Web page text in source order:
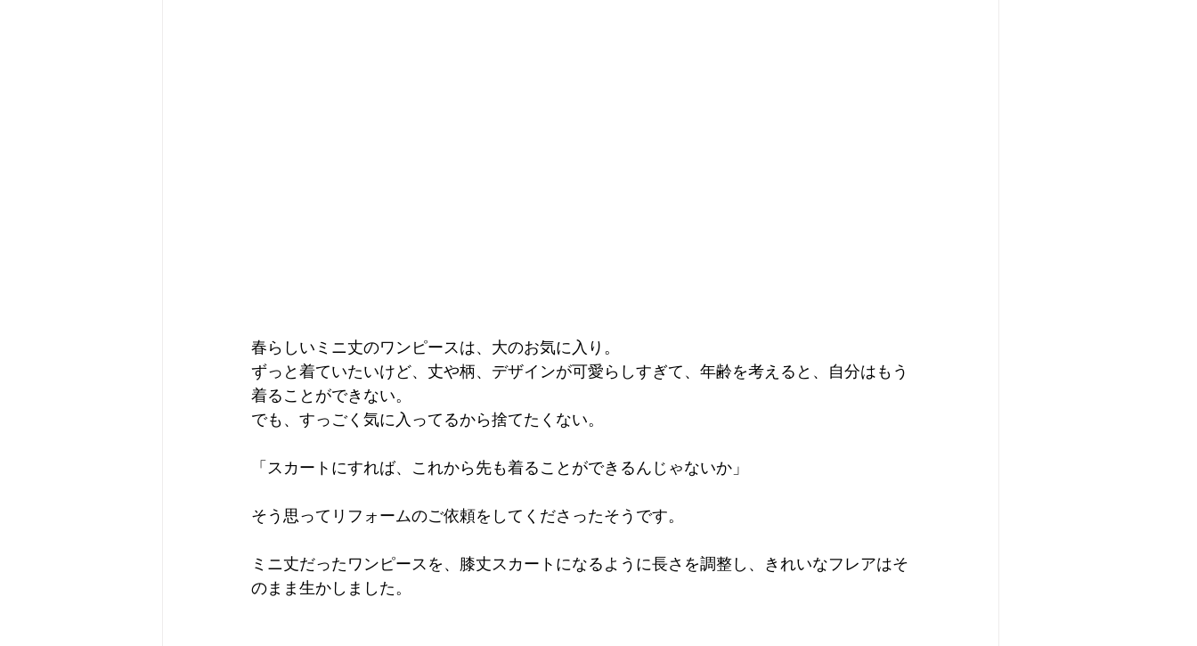
春らしいミニ丈のワンピースは、大のお気に入り。
ずっと着ていたいけど、丈や柄、デザインが可愛らしすぎて、年齢を考えると、自分はもう
着ることができない。
でも、すっごく気に入ってるから捨てたくない。
「スカートにすれば、これから先も着ることができるんじゃないか」
そう思ってリフォームのご依頼をしてくださったそうです。
ミニ丈だったワンピースを、膝丈スカートになるように長さを調整し、きれいなフレアはそ
のまま生かしました。